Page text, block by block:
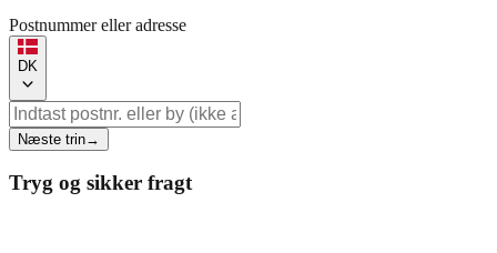
Postnummer eller adresse
DK
Næste trin→
Tryg og sikker fragt